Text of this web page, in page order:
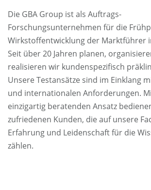
Die GBA Group ist als Auftrags-
Forschungsunternehmen für die
Wirkstoffentwicklung der Marktführer
Seit über 20 Jahren planen,
realisieren wir kundenspezifisch
Unsere Testansätze sind im Einklang
und internationalen Anforderungen.
einzigartig beratenden Ansatz
zufriedenen Kunden, die auf unsere
Erfahrung und Leidenschaft für die
zählen.